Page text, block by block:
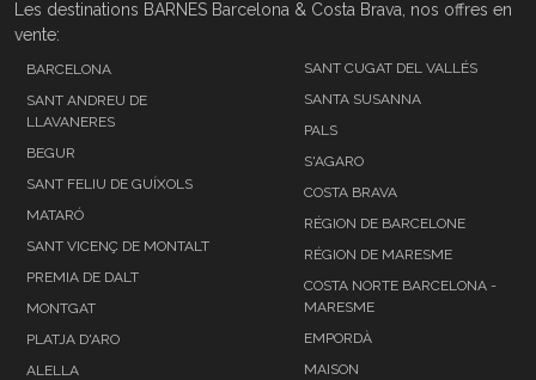
Les destinations BARNES Barcelona & Costa Brava, nos offres en
vente:
BARCELONA
SANT ANDREU DE
LLAVANERES
BEGUR
SANT FELIU DE GUÍXOLS
MATARÓ
SANT VICENÇ DE MONTALT
PREMIA DE DALT
MONTGAT
PLATJA D'ARO
ALELLA
SANT CUGAT DEL VALLÉS
SANTA SUSANNA
PALS
S'AGARO
COSTA BRAVA
RÉGION DE BARCELONE
RÉGION DE MARESME
COSTA NORTE BARCELONA -
MARESME
EMPORDÀ
MAISON